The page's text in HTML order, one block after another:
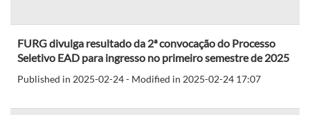
FURG divulga resultado da 2ª convocação do Processo
Seletivo EAD para ingresso no primeiro semestre de 2025
Published in 2025-02-24 - Modified in 2025-02-24 17:07